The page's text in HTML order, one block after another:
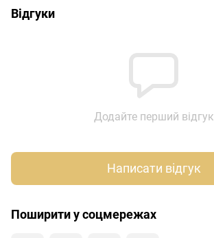
Відгуки
Додайте перший відгук
Написати відгук
Поширити у соцмережах